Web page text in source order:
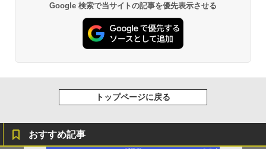
Google 検索で当サイトの記事を優先表示させる
トップページに戻る
おすすめ記事